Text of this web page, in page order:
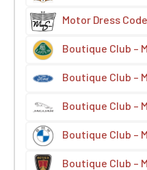
Motor Dress Code
Boutique Club –
Boutique Club –
Boutique Club –
Boutique Club –
Boutique Club –